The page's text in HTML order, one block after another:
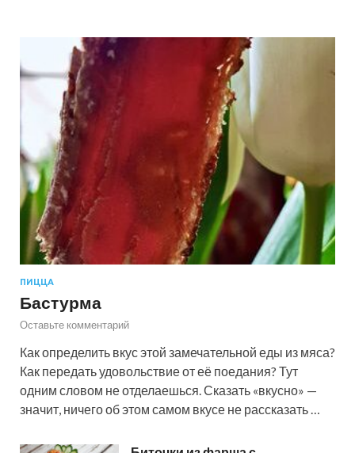
ПИЦЦА
Бастурма
Оставьте комментарий
Как определить вкус этой замечательной еды из мяса?
Как передать удовольствие от её поедания? Тут
одним словом не отделаешься. Сказать «вкусно» —
значит, ничего об этом самом вкусе не рассказать …